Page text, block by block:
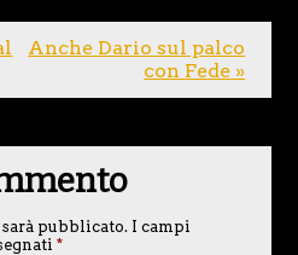
Anche Dario sul palco
con Fede »
pubblicato. I campi
*